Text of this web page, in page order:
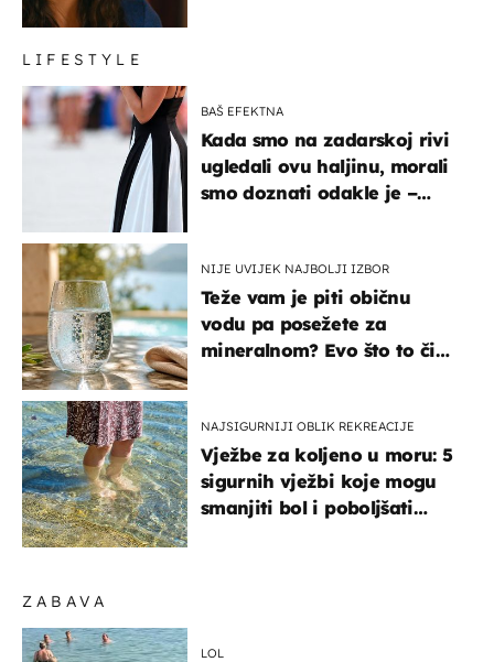
ZABAVA
LOL
LIFESTYLE
BAŠ EFEKTNA
Kada smo na zadarskoj rivi
ugledali ovu haljinu, morali
smo doznati odakle je –
NIJE UVIJEK NAJBOLJI IZBOR
Teže vam je piti običnu
vodu pa posežete za
mineralnom? Evo što to čini
NAJSIGURNIJI OBLIK REKREACIJE
Vježbe za koljeno u moru: 5
sigurnih vježbi koje mogu
smanjiti bol i poboljšati